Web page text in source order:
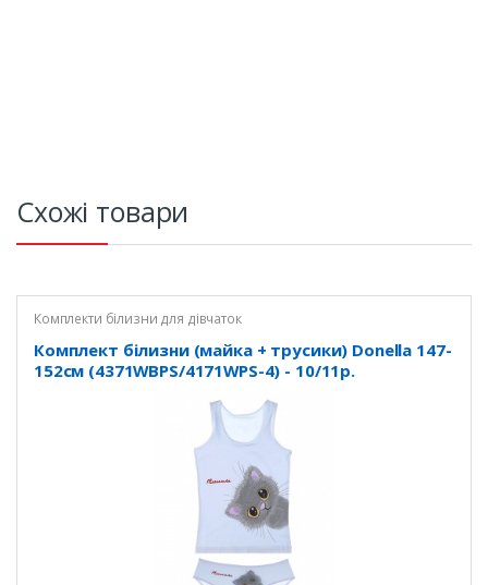
Схожі товари
Комплекти білизни для дівчаток
Комплект білизни (майка + трусики) Donella 147-
152см (4371WBPS/4171WPS-4) - 10/11р.